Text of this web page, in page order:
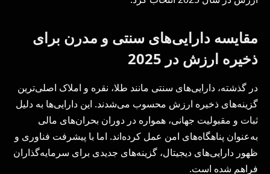
مقایسه دارایی‌های سنتی و مدرن برای
ذخیره ارزش در 2025
در گذشته، دارایی‌های سنتی مانند طلا، نقره و املاک اصلی‌ترین
گزینه‌های ذخیره ارزش محسوب می‌شدند. این دارایی‌ها به دلیل
ثبات و مقبولیت جهانی، همواره در دوران بحران‌های مالی
به‌عنوان پناهگاه‌های امن عمل کرده‌اند. اما با پیشرفت فناوری و
ظهور دارایی‌های دیجیتال، گزینه‌های جدیدی برای سرمایه‌گذاران
فراهم شده است.